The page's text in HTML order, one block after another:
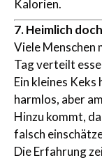
Kalorien.
7. Heimlich
Viele Menschen
Tag verteilt
Ein kleines Keks
harmlos, aber
Hinzu kommt,
falsch
Die Erfahrung